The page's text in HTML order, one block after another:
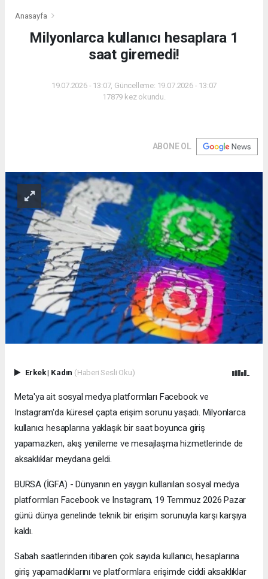
Anasayfa
Milyonlarca kullanıcı hesaplara 1
saat giremedi!
19.07.2026 - 13:07, Güncelleme: 19.07.2026 - 13:07
17879 kez okundu.
ABONE OL
Erkek| Kadın (Haberi Sesli Oku)
Meta'ya ait sosyal medya platformları Facebook ve
Instagram'da küresel çapta erişim sorunu yaşadı. Milyonlarca
kullanıcı hesaplarına yaklaşık bir saat boyunca giriş
yapamazken, akış yenileme ve mesajlaşma hizmetlerinde de
aksaklıklar meydana geldi.
BURSA (İGFA) - Dünyanın en yaygın kullanılan sosyal medya
platformları Facebook ve Instagram, 19 Temmuz 2026 Pazar
günü dünya genelinde teknik bir erişim sorunuyla karşı karşıya
kaldı.
Sabah saatlerinden itibaren çok sayıda kullanıcı, hesaplarına
giriş yapamadıklarını ve platformlara erişimde ciddi aksaklıklar